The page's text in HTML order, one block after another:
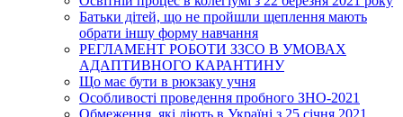
Батьки дітей, що не пройшли щеплення мають
обрати іншу форму навчання
РЕГЛАМЕНТ РОБОТИ ЗЗСО В УМОВАХ
АДАПТИВНОГО КАРАНТИНУ
Що має бути в рюкзаку учня
Особливості проведення пробного ЗНО-2021
Обмеження, які діють в Україні з 25 січня 2021